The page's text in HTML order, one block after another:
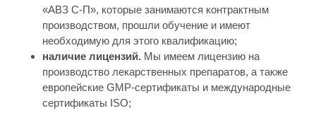
«АВЗ С-П», которые занимаются контрактным
производством, прошли обучение и имеют
необходимую для этого квалификацию;
наличие лицензий. Мы имеем лицензию на
производство лекарственных препаратов, а также
европейские GMP-сертификаты и международные
сертификаты ISO;